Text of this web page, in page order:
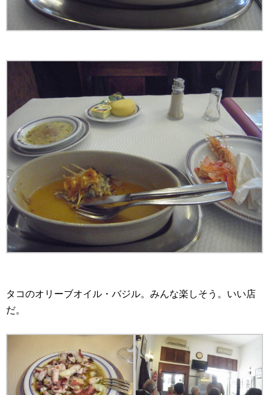
タコのオリーブオイル・バジル。みんな楽しそう。いい店
だ。